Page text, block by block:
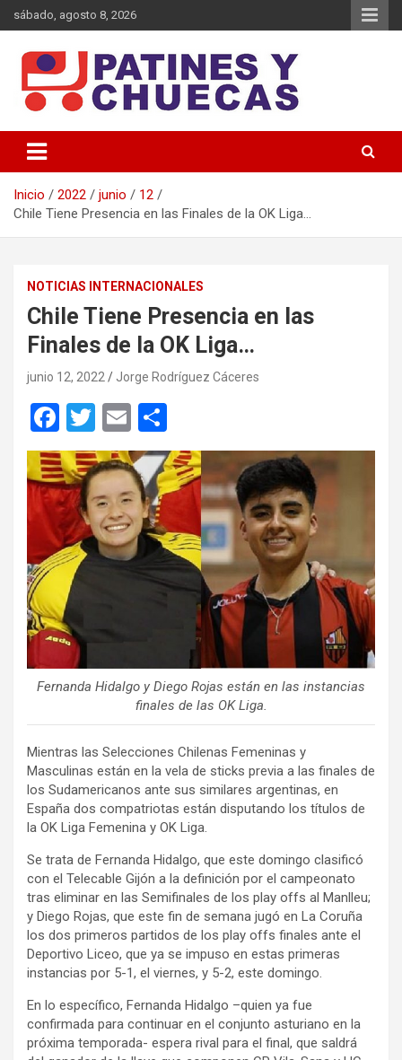
Saltar
al
sábado, agosto 8, 2026
Patines y Chuecas
Inicio 2022 junio
12
Chile Tiene Presencia en las Finales de la OK Liga…
NOTICIAS INTERNACIONALES
Chile Tiene Presencia en las
Finales de la OK Liga…
junio 12, 2022 Jorge Rodríguez Cáceres
F
a
ce
b
o
o
k
T
wi
tt
er
E
m
ail
o
m
p
ar
tir
Fernanda Hidalgo y Diego Rojas están en las instancias
finales de las OK Liga.
Mientras las Selecciones Chilenas Femeninas y
Masculinas están en la vela de sticks previa a las finales de
los Sudamericanos ante sus similares argentinas, en
España dos compatriotas están disputando los títulos de
la OK Liga Femenina y OK Liga.
Se trata de Fernanda Hidalgo, que este domingo clasificó
con el Telecable Gijón a la definición por el campeonato
tras eliminar en las Semifinales de los play offs al Manlleu;
y Diego Rojas, que este fin de semana jugó en La Coruña
los dos primeros partidos de los play offs finales ante el
Deportivo Liceo, que ya se impuso en estas primeras
instancias por 5-1, el viernes, y 5-2, este domingo.
En lo específico, Fernanda Hidalgo –quien ya fue
confirmada para continuar en el conjunto asturiano en la
próxima temporada- espera rival para el final, que saldrá